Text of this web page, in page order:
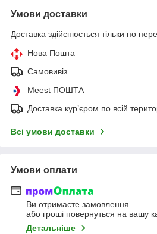
Умови доставки
Доставка здійснюється тільки по
Нова Пошта
Самовивіз
Meest ПОШТА
Доставка кур’єром по всій
Всі умови доставки
Умови оплати
Ви отримаєте замовлення
або гроші повернуться на вашу
Детальніше